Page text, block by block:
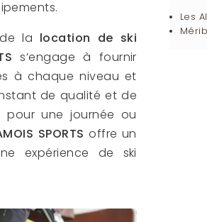
la location de ski
s’engage à fournir
à chaque niveau et
de qualité et de
une journée ou
SPORTS offre un
expérience de ski
Les